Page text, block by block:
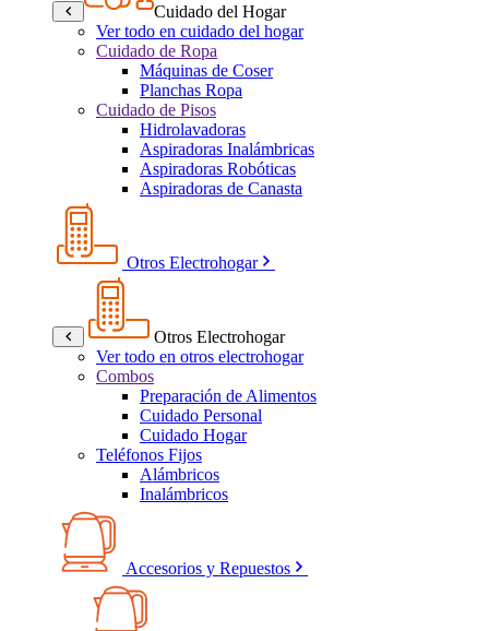
Cuidado del Hogar
Ver todo en cuidado del hogar
Cuidado de Ropa
Máquinas de Coser
Planchas Ropa
Cuidado de Pisos
Hidrolavadoras
Aspiradoras Inalámbricas
Aspiradoras Robóticas
Aspiradoras de Canasta
Otros Electrohogar
Otros Electrohogar
Ver todo en otros electrohogar
Combos
Preparación de Alimentos
Cuidado Personal
Cuidado Hogar
Teléfonos Fijos
Alámbricos
Inalámbricos
Accesorios y Repuestos